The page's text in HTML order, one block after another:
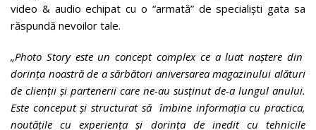
video & audio echipat cu o “armată” de specialişti gata sa
răspundă nevoilor tale.
„Photo Story este un concept complex ce a luat naştere din
dorinţa noastră de a sărbători aniversarea magazinului alături
de clienţii şi partenerii care ne-au susţinut de-a lungul anului.
Este conceput şi structurat să îmbine informația cu practica,
noutățile cu experiența şi dorința de inedit cu tehnicile